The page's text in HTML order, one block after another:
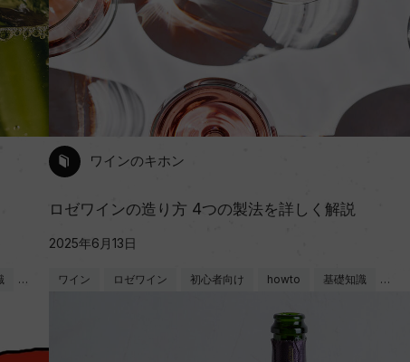
…
ワインのキホン
ロゼワインの造り方 4つの製法を詳しく解説
2025年6月13日
ワイン ロゼワイン 初心者向け howto 基礎知識 …